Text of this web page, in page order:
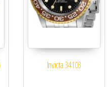
Invicta 34103